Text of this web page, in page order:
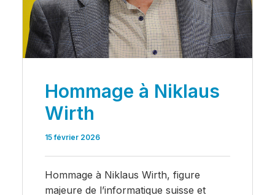
Hommage à Niklaus
Wirth
15 février 2026
Hommage à Niklaus Wirth, figure
majeure de l’informatique suisse et